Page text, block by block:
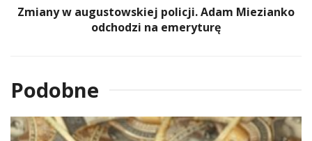
Zmiany w augustowskiej policji. Adam Miezianko
odchodzi na emeryturę
Podobne